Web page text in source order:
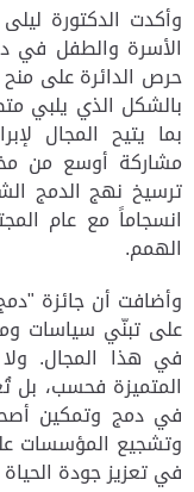
وأكدت الدكتورة
الأسرة والطفل في
حرص الدائرة على
بالشكل الذي يلبي
بما يتيح المجال
مشاركة أوسع من
ترسيخ نهج الدمج
الهمم.
وأضافت أن جائزة
على تبنّي سياسات
في هذا المجال.
المتميزة فحسب، بل
في دمج وتمكين
وتشجيع المؤسسات
في تعزيز جودة